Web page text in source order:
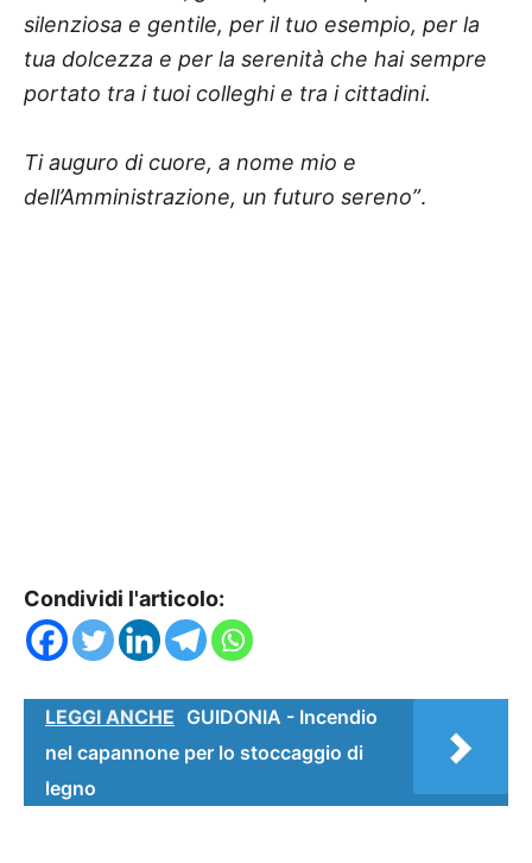
silenziosa e gentile, per il tuo esempio, per la
tua dolcezza e per la serenità che hai sempre
portato tra i tuoi colleghi e tra i cittadini.
Ti auguro di cuore, a nome mio e
dell’Amministrazione, un futuro sereno”.
Condividi l'articolo:
LEGGI ANCHE GUIDONIA - Incendio
nel capannone per lo stoccaggio di
legno